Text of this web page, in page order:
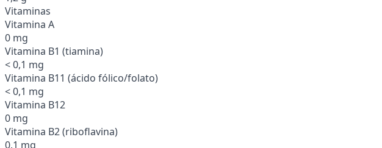
Vitaminas
Vitamina A
0 mg
Vitamina B1 (tiamina)
< 0,1 mg
Vitamina B11 (ácido fólico/folato)
< 0,1 mg
Vitamina B12
0 mg
Vitamina B2 (riboflavina)
0,1 mg